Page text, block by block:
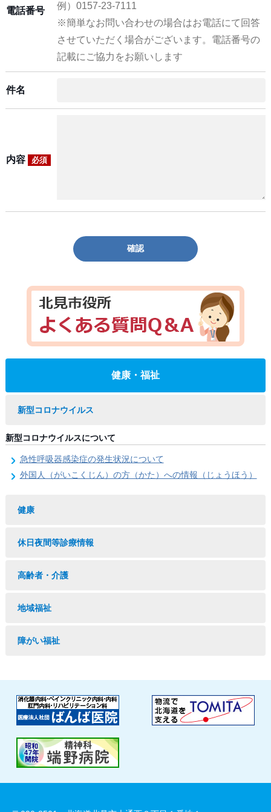
電話番号
例）0157-23-7111
※簡単なお問い合わせの場合はお電話にて回答
させていただく場合がございます。電話番号の
記載にご協力をお願いします
件名
内容 必須
確認
健康・福祉
新型コロナウイルス
新型コロナウイルスについて
急性呼吸器感染症の発生状況について
外国人（がいこくじん）の方（かた）への情報（じょうほう）
健康
休日夜間等診療情報
高齢者・介護
地域福祉
障がい福祉